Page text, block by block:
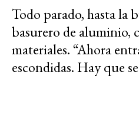
Todo parado, hasta la
basurero de aluminio,
materiales. “Ahora
escondidas. Hay que